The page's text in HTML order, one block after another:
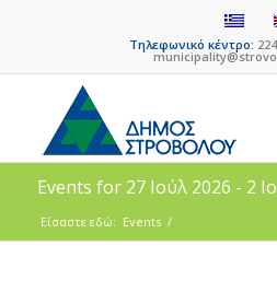
Τηλεφωνικό κέντρο:
Events for 27 Ιούλ 2026 - 2
Είσαστε εδώ: Events /